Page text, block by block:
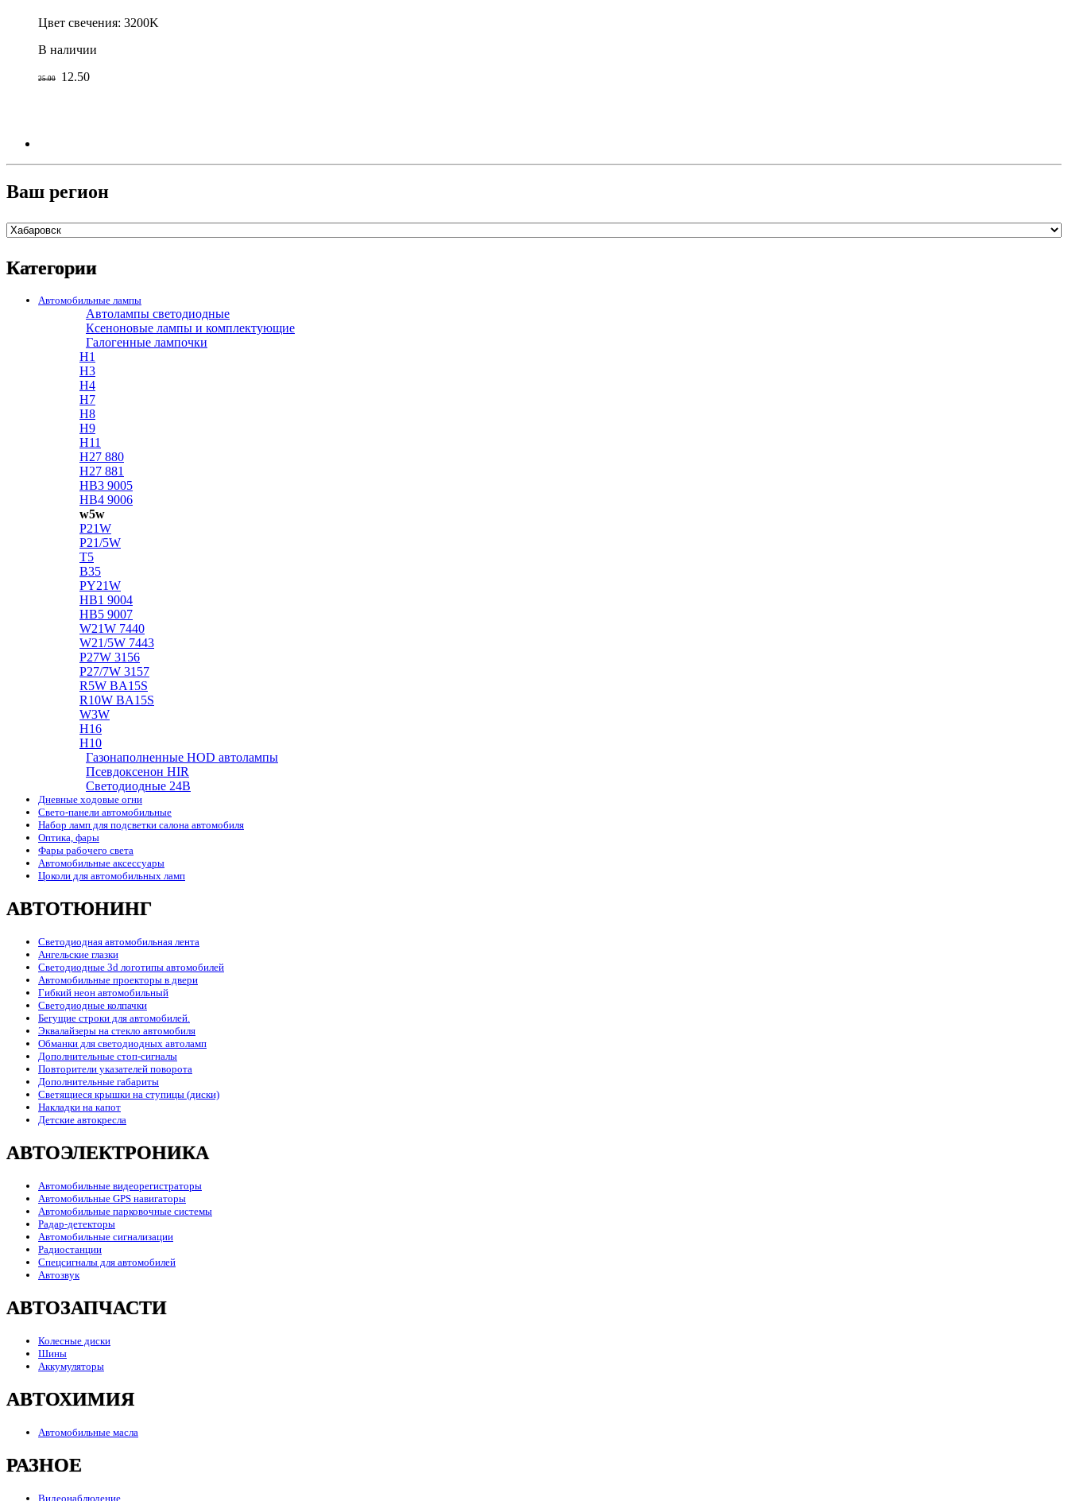
Цвет свечения: 3200K
В наличии
25.00 12.50
Ваш регион
Категории
Автомобильные лампы
Автолампы светодиодные
Ксеноновые лампы и комплектующие
Галогенные лампочки
H1
H3
H4
H7
H8
H9
H11
H27 880
H27 881
HB3 9005
HB4 9006
w5w
P21W
P21/5W
T5
B35
PY21W
HB1 9004
HB5 9007
W21W 7440
W21/5W 7443
P27W 3156
P27/7W 3157
R5W BA15S
R10W BA15S
W3W
H16
H10
Газонаполненные HOD автолампы
Псевдоксенон HIR
Cветодиодные 24B
Дневные ходовые огни
Свето-панели автомобильные
Набор ламп для подсветки салона автомобиля
Оптика, фары
Фары рабочего света
Автомобильные аксессуары
Цоколи для автомобильных ламп
АВТОТЮНИНГ
Светодиодная автомобильная лента
Ангельские глазки
Светодиодные 3d логотипы автомобилей
Автомобильные проекторы в двери
Гибкий неон автомобильный
Светодиодные колпачки
Бегущие строки для автомобилей.
Эквалайзеры на стекло автомобиля
Обманки для светодиодных автоламп
Дополнительные стоп-сигналы
Повторители указателей поворота
Дополнительные габариты
Светящиеся крышки на ступицы (диски)
Накладки на капот
Детские автокресла
АВТОЭЛЕКТРОНИКА
Автомобильные видеорегистраторы
Автомобильные GPS навигаторы
Автомобильные парковочные системы
Радар-детекторы
Автомобильные сигнализации
Радиостанции
Спецсигналы для автомобилей
Автозвук
АВТОЗАПЧАСТИ
Колесные диски
Шины
Аккумуляторы
АВТОХИМИЯ
Автомобильные масла
РАЗНОЕ
Видеонаблюдение